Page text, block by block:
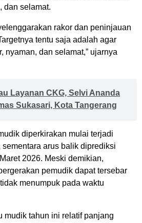
dan selamat.
rakor dan peninjauan
tentu saja adalah agar
nyaman, dan selamat,” ujarnya
Layanan CKG, Selvi Ananda
Sukasari, Kota Tangerang
diperkirakan mulai terjadi
arus balik diprediksi
2026. Meski demikian,
pemudik dapat tersebar
menumpuk pada waktu
mudik tahun ini relatif panjang